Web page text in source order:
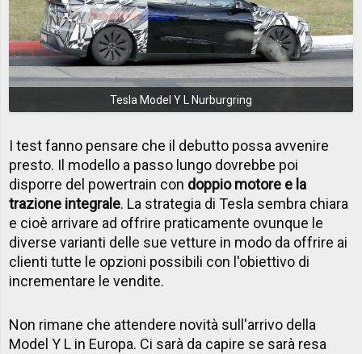
Tesla Model Y L Nurburgring
I test fanno pensare che il debutto possa avvenire
presto. Il modello a passo lungo dovrebbe poi
disporre del powertrain con doppio motore e la
trazione integrale. La strategia di Tesla sembra chiara
e cioè arrivare ad offrire praticamente ovunque le
diverse varianti delle sue vetture in modo da offrire ai
clienti tutte le opzioni possibili con l'obiettivo di
incrementare le vendite.
Non rimane che attendere novità sull'arrivo della
Model Y L in Europa. Ci sarà da capire se sarà resa